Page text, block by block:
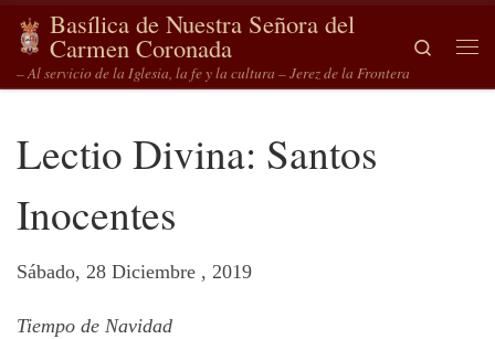
Saltar al contenido
Basílica de Nuestra Señora del
Carmen Coronada
– Al servicio de la Iglesia, la fe y la cultura – Jerez de la Frontera
Search
Lectio Divina: Santos
Inocentes
Sábado, 28 Diciembre , 2019
Tiempo de Navidad